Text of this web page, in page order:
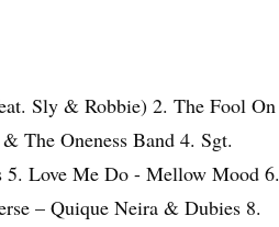
Sly & Robbie) 2. The Fool On
The Oneness Band 4. Sgt.
5. Love Me Do - Mellow Mood 6.
– Quique Neira & Dubies 8.